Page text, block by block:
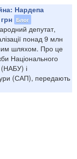
Нардепа
Блог
депутат,
понад 9 млн
шляхом. Про це
Національного
(НАБУ) і
(САП), передають